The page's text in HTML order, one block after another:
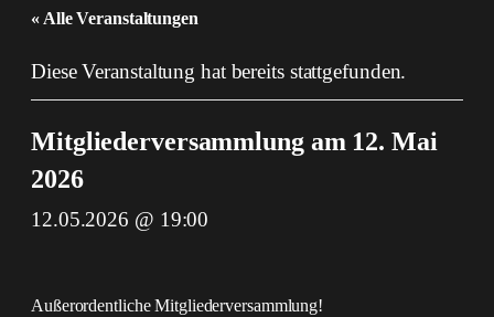
« Alle Veranstaltungen
Diese Veranstaltung hat bereits stattgefunden.
Mitgliederversammlung am 12. Mai
2026
12.05.2026 @ 19:00
Außerordentliche Mitgliederversammlung!